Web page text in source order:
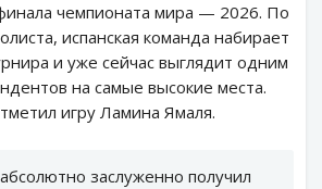
чемпионата мира — 2026. По
испанская команда набирает
и уже сейчас выглядит одним
на самые высокие места.
игру Ламина Ямаля.
заслуженно получил